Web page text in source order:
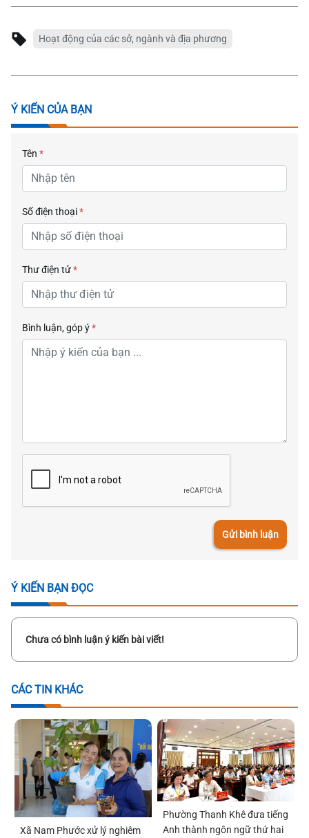
Hoạt động của các sở, ngành và địa phương
Ý KIẾN CỦA BẠN
Tên *
Số điện thoại*
Thư điện tử*
Bình luận, góp ý*
Gửi bình luận
Ý KIẾN BẠN ĐỌC
Chưa có bình luận ý kiến bài viết!
CÁC TIN KHÁC
Xã Nam Phước xử lý nghiêm
Phường Thanh Khê đưa tiếng
Anh thành ngôn ngữ thứ hai